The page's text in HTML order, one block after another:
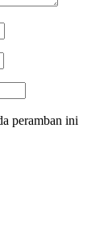
peramban ini